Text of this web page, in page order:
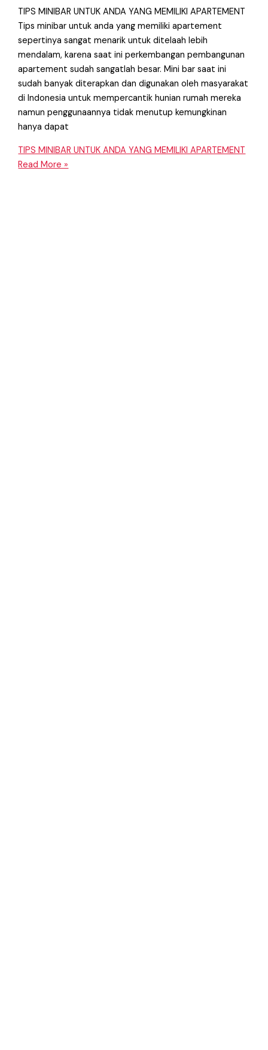
TIPS MINIBAR UNTUK ANDA YANG MEMILIKI APARTEMENT
Tips minibar untuk anda yang memiliki apartement
sepertinya sangat menarik untuk ditelaah lebih
mendalam, karena saat ini perkembangan pembangunan
apartement sudah sangatlah besar. Mini bar saat ini
sudah banyak diterapkan dan digunakan oleh masyarakat
di Indonesia untuk mempercantik hunian rumah mereka
namun penggunaannya tidak menutup kemungkinan
hanya dapat
TIPS MINIBAR UNTUK ANDA YANG MEMILIKI APARTEMENT
Read More »